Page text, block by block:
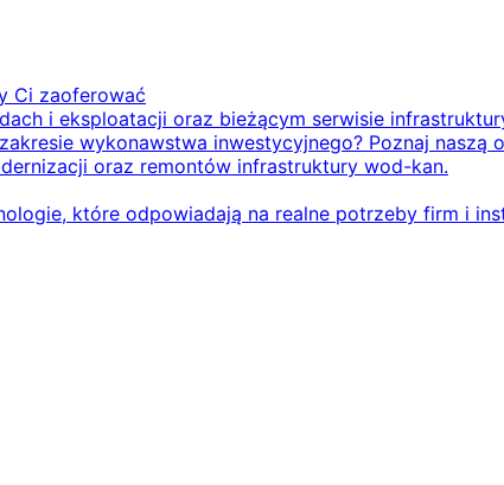
Ci zaoferować
i eksploatacji oraz bieżącym serwisie
wykonawstwa inwestycyjnego? Poznaj naszą
oraz remontów infrastruktury wod-kan.
które odpowiadają na realne potrzeby firm i